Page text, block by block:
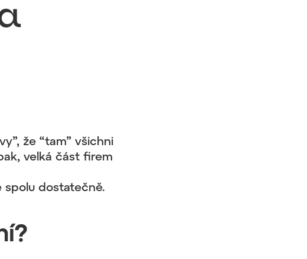
že “tam” všichni
velká část firem
spolu dostatečně.